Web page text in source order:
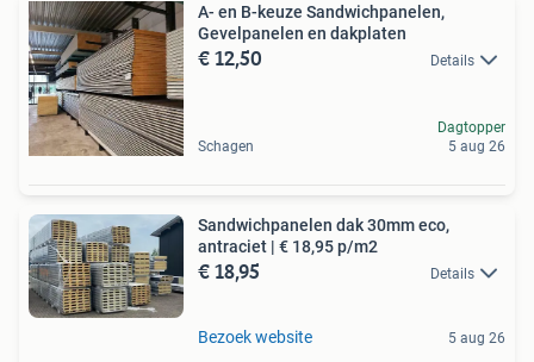
A- en B-keuze Sandwichpanelen,
Gevelpanelen en dakplaten
€ 12,50 Details
Schagen
Dagtopper
5 aug 26
Sandwichpanelen dak 30mm eco,
antraciet | € 18,95 p/m2
€ 18,95 Details
Bezoek website 5 aug 26